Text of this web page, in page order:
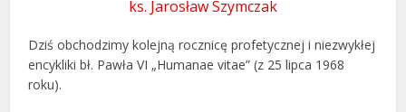
ks. Jarosław Szymczak
Dziś obchodzimy kolejną rocznicę profetycznej i niezwykłej
encykliki bł. Pawła VI „Humanae vitae” (z 25 lipca 1968
roku).